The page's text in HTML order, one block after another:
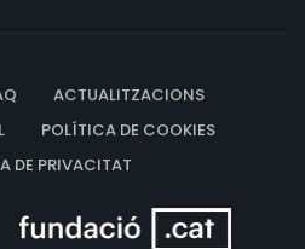
ACTUALITZACIONS
POLÍTICA DE COOKIES
DE PRIVACITAT